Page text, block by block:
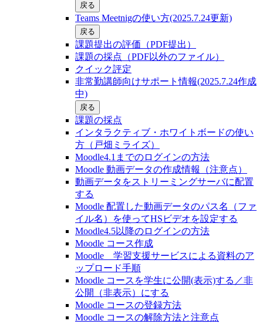
戻る
Teams Meetnigの使い方(2025.7.24更新)
戻る
課題提出の評価（PDF提出）
課題の採点（PDF以外のファイル）
クイック評定
非常勤講師向けサポート情報(2025.7.24作成
中)
戻る
課題の採点
インタラクティブ・ホワイトボードの使い
方（戸畑ミライズ）
Moodle4.1までのログインの方法
Moodle 動画データの作成情報（注意点）
動画データをストリーミングサーバに配置
する
Moodle 配置した動画データのパス名（ファ
イル名）を使ってHSビデオを設定する
Moodle4.5以降のログインの方法
Moodle コース作成
Moodle 学習支援サービスによる資料のア
ップロード手順
Moodle コースを学生に公開(表示)する／非
公開（非表示）にする
Moodle コースの登録⽅法
Moodle コースの解除方法と注意点